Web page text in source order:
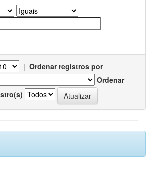
| Ordenar registros por
Ordenar